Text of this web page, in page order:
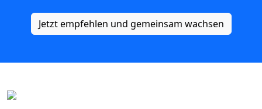
Jetzt empfehlen und gemeinsam wachsen